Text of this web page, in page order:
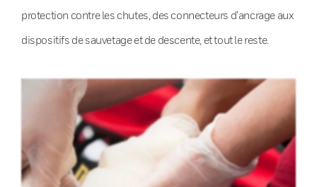
protection contre les chutes, des connecteurs d’ancrage aux
dispositifs de sauvetage et de descente, et tout le reste.